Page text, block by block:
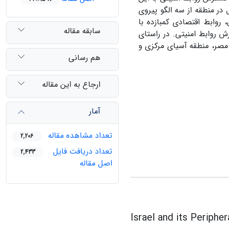
منطقه از سه الگو پیروی
اقتصادی کم‏بازده با
روابط امنیتی. در راستای
مصر، منطقه آسیای مرکزی و
Israel and its
سابقه مقاله
هم رسانی
ارجاع به این مقاله
آمار
تعداد مشاهده مقاله
2,206
تعداد دریافت فایل
اصل مقاله
2,433